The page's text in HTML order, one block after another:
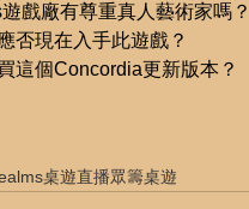
戲廠有尊重真人藝術家嗎？
否現在入手此遊戲？
這個Concordia更新版本？
桌遊直播眾籌桌遊